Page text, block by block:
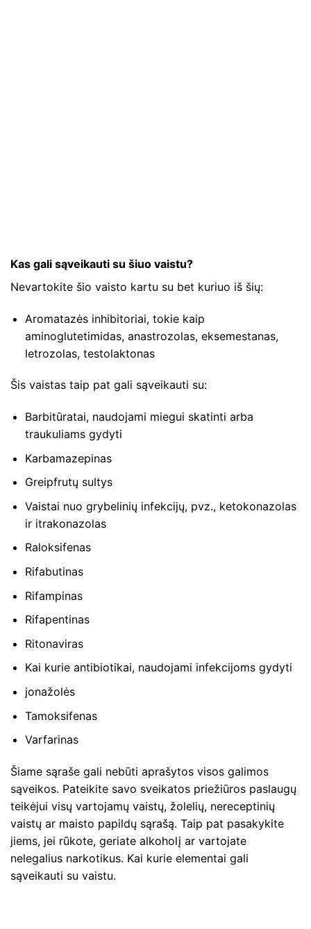
Kas gali sąveikauti su šiuo vaistu?
Nevartokite šio vaisto kartu su bet kuriuo iš šių:
Aromatazės inhibitoriai, tokie kaip
aminoglutetimidas, anastrozolas, eksemestanas,
letrozolas, testolaktonas
Šis vaistas taip pat gali sąveikauti su:
Barbitūratai, naudojami miegui skatinti arba
traukuliams gydyti
Karbamazepinas
Greipfrutų sultys
Vaistai nuo grybelinių infekcijų, pvz., ketokonazolas
ir itrakonazolas
Raloksifenas
Rifabutinas
Rifampinas
Rifapentinas
Ritonaviras
Kai kurie antibiotikai, naudojami infekcijoms gydyti
jonažolės
Tamoksifenas
Varfarinas
Šiame sąraše gali nebūti aprašytos visos galimos
sąveikos. Pateikite savo sveikatos priežiūros paslaugų
teikėjui visų vartojamų vaistų, žolelių, nereceptinių
vaistų ar maisto papildų sąrašą. Taip pat pasakykite
jiems, jei rūkote, geriate alkoholį ar vartojate
nelegalius narkotikus. Kai kurie elementai gali
sąveikauti su vaistu.